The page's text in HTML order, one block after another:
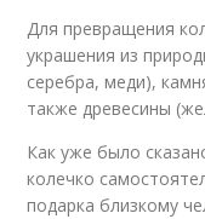
Для превращения
украшения из
серебра, меди),
также древесины
Как уже было
колечко
подарка близкому